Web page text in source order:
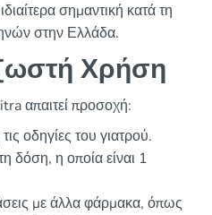
σημαντική κατά τη
στην Ελλάδα.
Χρήση
απαιτεί προσοχή:
οδηγίες του γιατρού.
δόση, η οποία είναι 1
με άλλα φάρμακα, όπως